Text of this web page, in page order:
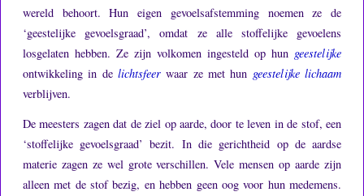
wereld behoort.Hun eigen gevoelsafstemming noemen ze de
‘geestelijke gevoelsgraad’, omdat ze alle stoffelijke gevoelens
losgelaten hebben. Ze zijn volkomen ingesteld op hun geestelijke
ontwikkeling in de lichtsfeerwaar ze met hun geestelijke lichaam
verblijven.
De meesters zagen dat de ziel op aarde, door te leven in de stof, een
‘stoffelijke gevoelsgraad’ bezit. In die gerichtheid op de aardse
materie zagen ze wel grote verschillen.Vele mensen op aarde zijn
alleen met de stof bezig, en hebben geen oog voor hun medemens.